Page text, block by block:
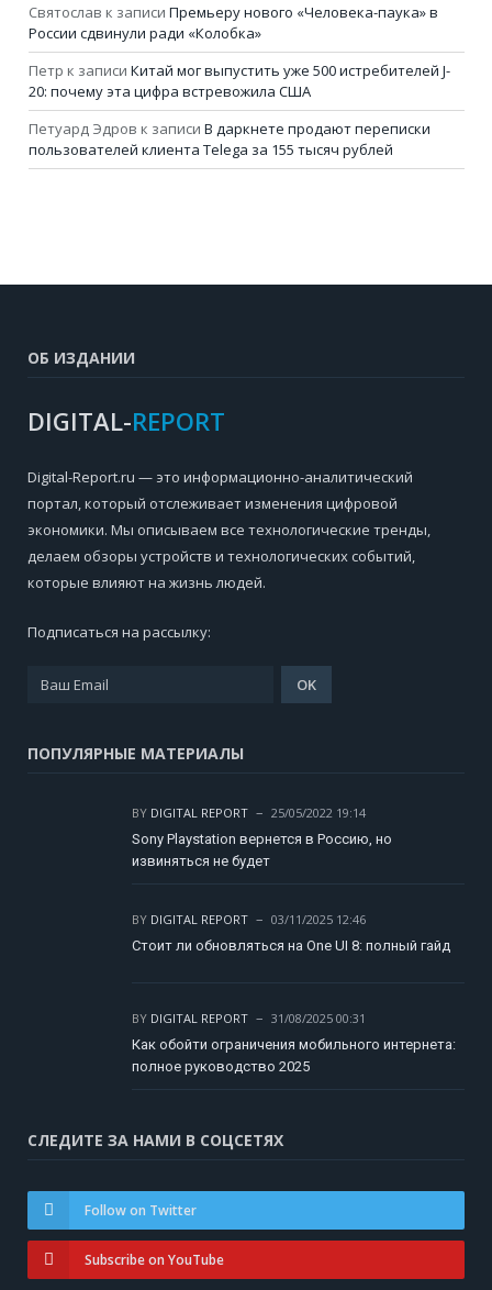
Святослав к записи Премьеру нового «Человека-паука» в
России сдвинули ради «Колобка»
Петр к записи Китай мог выпустить уже 500 истребителей J-
20: почему эта цифра встревожила США
Петуард Эдров к записи В даркнете продают переписки
пользователей клиента Telega за 155 тысяч рублей
ОБ ИЗДАНИИ
DIGITAL-REPORT
Digital-Report.ru — это информационно-аналитический
портал, который отслеживает изменения цифровой
экономики. Мы описываем все технологические тренды,
делаем обзоры устройств и технологических событий,
которые влияют на жизнь людей.
Подписаться на рассылку:
ПОПУЛЯРНЫЕ МАТЕРИАЛЫ
BY DIGITAL REPORT
25/05/2022 19:14
Sony Playstation вернется в Россию, но
извиняться не будет
BY DIGITAL REPORT
03/11/2025 12:46
Стоит ли обновляться на One UI 8: полный гайд
BY DIGITAL REPORT
31/08/2025 00:31
Как обойти ограничения мобильного интернета:
полное руководство 2025
СЛЕДИТЕ ЗА НАМИ В СОЦСЕТЯХ
Follow on Twitter
Subscribe on YouTube